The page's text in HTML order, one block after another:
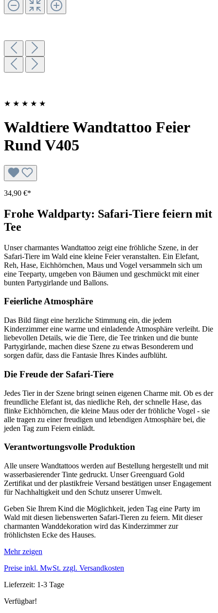
★ ★ ★ ★ ★
Waldtiere Wandtattoo Feier
Rund V405
34,90 €*
Frohe Waldparty: Safari-Tiere feiern mit
Tee
Unser charmantes Wandtattoo zeigt eine fröhliche Szene, in der
Safari-Tiere im Wald eine kleine Feier veranstalten. Ein Elefant,
Reh, Hase, Eichhörnchen, Maus und Vogel versammeln sich um
eine Teeparty, umgeben von Bäumen und geschmückt mit einer
bunten Partygirlande und Ballons.
Feierliche Atmosphäre
Das Bild fängt eine herzliche Stimmung ein, die jedem
Kinderzimmer eine warme und einladende Atmosphäre verleiht. Die
liebevollen Details, wie die Tiere, die Tee trinken und die bunte
Partygirlande, machen diese Szene zu etwas Besonderem und
sorgen dafür, dass die Fantasie Ihres Kindes aufblüht.
Die Freude der Safari-Tiere
Jedes Tier in der Szene bringt seinen eigenen Charme mit. Ob es der
freundliche Elefant ist, das niedliche Reh, der schnelle Hase, das
flinke Eichhörnchen, die kleine Maus oder der fröhliche Vogel - sie
alle tragen zu einer freudigen und lebendigen Atmosphäre bei, die
jeden Tag zum Feiern einlädt.
Verantwortungsvolle Produktion
Alle unsere Wandtattoos werden auf Bestellung hergestellt und mit
wasserbasierender Tinte gedruckt. Unser Greenguard Gold
Zertifikat und der plastikfreie Versand bestätigen unser Engagement
für Nachhaltigkeit und den Schutz unserer Umwelt.
Geben Sie Ihrem Kind die Möglichkeit, jeden Tag eine Party im
Wald mit diesen liebenswerten Safari-Tieren zu feiern. Mit dieser
charmanten Wanddekoration wird das Kinderzimmer zur
fröhlichsten Ecke des Hauses.
Mehr zeigen
Preise inkl. MwSt. zzgl. Versandkosten
Lieferzeit: 1-3 Tage
Verfügbar!